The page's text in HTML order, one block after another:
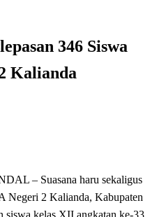
346 Siswa
Kalianda
– Suasana haru sekaligus
Negeri 2 Kalianda, Kabupaten
siswa kelas XII angkatan ke-33